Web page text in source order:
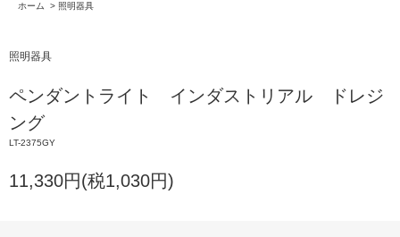
ホーム > 照明器具
照明器具
ペンダントライト インダストリアル ドレジ
ング
LT-2375GY
11,330円(税1,030円)